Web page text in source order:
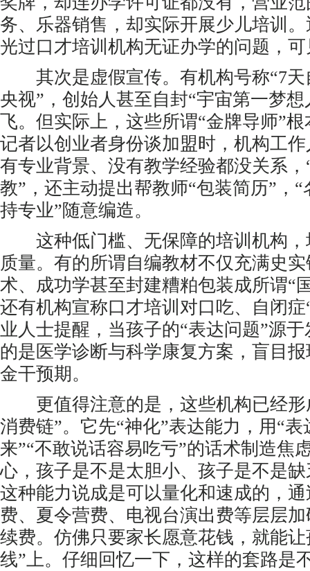
务、乐器销售，却实际开展少儿培训
光过口才培训机构无证办学的问题，
其次是虚假宣传。有机构号称“7天
央视”，创始人甚至自封“宇宙第一梦
飞。但实际上，这些所谓“金牌导师”
记者以创业者身份谈加盟时，机构工
有专业背景、没有教学经验都没关系
教”，还主动提出帮教师“包装简历”，“
持专业”随意编造。
这种低门槛、无保障的培训机构，
质量。有的所谓自编教材不仅充满史
术、成功学甚至封建糟粕包装成所谓“
还有机构宣称口才培训对口吃、自闭
业人士提醒，当孩子的“表达问题”源
的是医学诊断与科学康复方案，盲目
金干预期。
更值得注意的是，这些机构已经形
消费链”。它先“神化”表达能力，用“
来”“不敢说话容易吃亏”的话术制造焦
心，孩子是不是太胆小、孩子是不是
这种能力说成是可以量化和速成的，
费、夏令营费、电视台演出费等层层
续费。仿佛只要家长愿意花钱，就能
线”上。仔细回忆一下，这样的套路是